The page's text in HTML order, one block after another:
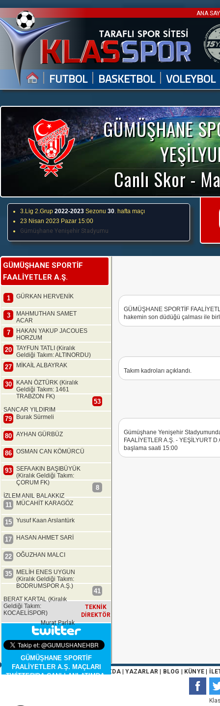
ANA
| FUTBOL | BASKETBOL | VOLEYBOL
GÜMÜŞHANE
Canlı Skor -
3.Lig 2.Grup 2022-2023 Sezonu 30. hafta maçı
23 Nisan 2023 Pazar 15:00
Gümüşhane Yenişehir Stadyumu
GÜMÜŞHANE SPORTİF
FAALİYETLER A.Ş.
1 GÜRKAN HERVENİK
3
MAHMUTHAN SAMET
ACAR
7
HAKAN YAKUP JACOUES
HORZUM
20
TAYFUN TATLI (Kiralık
Geldiği Takım: ALTINORDU)
27 MİKAİL ALBAYRAK
30
KAAN ÖZTÜRK (Kiralık
Geldiği Takım: 1461
TRABZON FK)
53
SANCAR YILDIRIM
79 Burak Sürmeli
80 AYHAN GÜRBÜZ
86 OSMAN CAN KÖMÜRCÜ
93
SEFA AKIN BAŞIBÜYÜK
(Kiralık Geldiği Takım:
ÇORUM FK)
8
İZLEM ANIL BALAKKIZ
11 MÜCAHİT KARAGÖZ
15 Yusuf Kaan Arslantürk
17 HASAN AHMET SARİ
22 OĞUZHAN MALCI
35
MELİH ENES UYGUN
(Kiralık Geldiği Takım:
BODRUMSPOR A.Ş.)
41
BERAT KARTAL (Kiralık
Geldiği Takım:
KOCAELİSPOR)
TEKNİK
DİREKTÖR
Murat Parlak
GÜMÜŞHANE SPORTİF
FAALİYETLER A.Ş. MAÇLARI
TWİTTER'DA CANLI ANLATIMDA.
GÜMÜŞHANE SPORTİF
hakemin son düdüğü çalması ile
Takım kadroları açıklandı.
Gümüşhane Yenişehir
FAALİYETLER A.Ş. - YEŞİLYURT
başlama saati 15:00
ANA SAYFA| HAKKIMIZDA|YAZARLAR BLOG KÜNYE|